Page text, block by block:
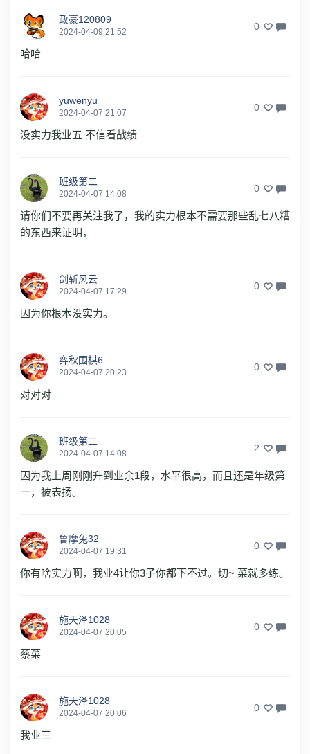
政豪120809
2024-04-09 21:52 0
哈哈
yuwenyu
2024-04-07 21:07 0
没实力我业五 不信看战绩
班级第二
2024-04-07 14:08 0
请你们不要再关注我了，我的实力根本不需要那些乱七八糟
的东西来证明，
剑斩风云
2024-04-07 17:29 0
因为你根本没实力。
弈秋围棋6
2024-04-07 20:23 0
对对对
班级第二
2024-04-07 14:08 2
因为我上周刚刚升到业余1段，水平很高，而且还是年级第
一，被表扬。
鲁摩兔32
2024-04-07 19:31 0
你有啥实力啊，我业4让你3子你都下不过。切~ 菜就多练。
施天泽1028
2024-04-07 20:05 0
蔡菜
施天泽1028
2024-04-07 20:06 0
我业三